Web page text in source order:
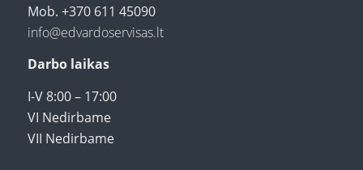
Mob. +370 611 45090
info@edvardoservisas.lt
Darbo laikas
I-V 8:00 – 17:00
VI Nedirbame
VII Nedirbame